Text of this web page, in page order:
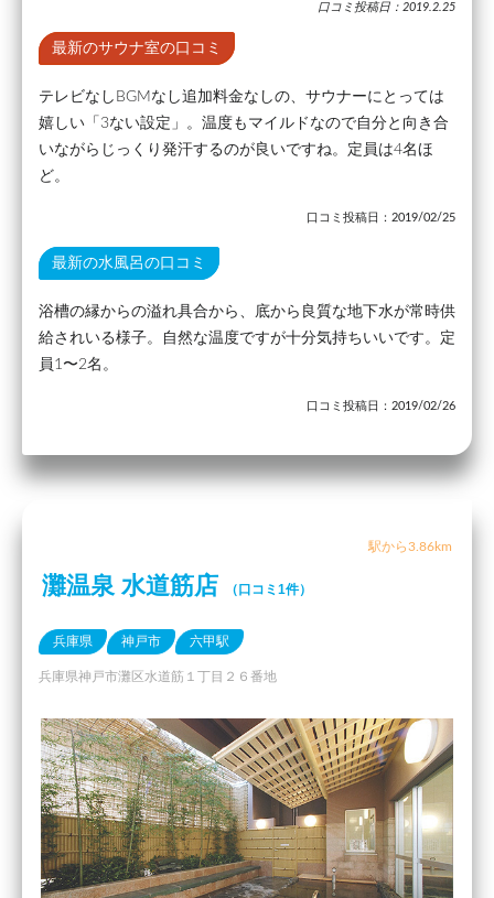
口コミ投稿日：2019.2.25
最新のサウナ室の口コミ
テレビなしBGMなし追加料金なしの、サウナーにとっては
嬉しい「3ない設定」。温度もマイルドなので自分と向き合
いながらじっくり発汗するのが良いですね。定員は4名ほ
ど。
口コミ投稿日：2019/02/25
最新の水風呂の口コミ
浴槽の縁からの溢れ具合から、底から良質な地下水が常時供
給されいる様子。自然な温度ですが十分気持ちいいです。定
員1〜2名。
口コミ投稿日：2019/02/26
駅から3.86km
灘温泉 水道筋店 （口コミ1件）
兵庫県 神戸市 六甲駅
兵庫県神戸市灘区水道筋１丁目２６番地